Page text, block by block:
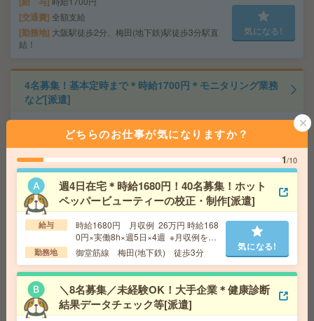
交通費 全額支給
勤務地 大阪駅徒歩2分、梅田(地下鉄)駅徒歩3分駅直
結！
気になる!
4名募集！基本定時まで＊時給1700円＊モニタリング業務
など[派遣]
払いサービスあり
勤務地 大阪府豊中市 大阪モノレール 千里中央駅徒
歩5分
気になる!
＼月25万↑×シフト制！／ふるさと納税に関するテレマ！
＊50代活躍中[派遣]
給 与 時給1600円＋交
交通費 ◆交通費実費支給※当社規定あり
勤務地
京阪本線 淀屋橋駅 徒歩5分/JR東西線 北新地
駅 徒歩9分
気になる!
どちらのお仕事が気になりますか？
1/10
週4日在宅＊時給1680円！40名募集！ホット
ペッパービューティーの校正・制作[派遣]
給与
時給1680円 月収例 26万円 時給168
0円×実働8h×週5日×4週 ※月収例を保
証するものではありません。※給与即
受取りサービス利用可（利用条件有）
勤務地 御堂筋線 梅田(地下鉄) 徒歩3分 気になる!
＼8名募集／未経験OK！大手企業＊健康診断
結果データチェック等[派遣]